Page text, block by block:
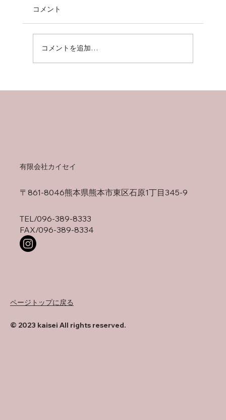
コメント
コメントを追加…
有限会社カイセイ
〒861-8046熊本県熊本市東区石原1丁目345-9
TEL/096-389-8333
FAX/096-389-8334
© 2023 kaisei All rights reserved.
ページトップに戻る